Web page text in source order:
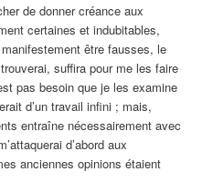
de donner créance aux
certaines et indubitables,
être fausses, le
suffira pour me les faire
pas besoin que je les examine
d’un travail infini ; mais,
entraîne nécessairement avec
d’abord aux
anciennes opinions étaient